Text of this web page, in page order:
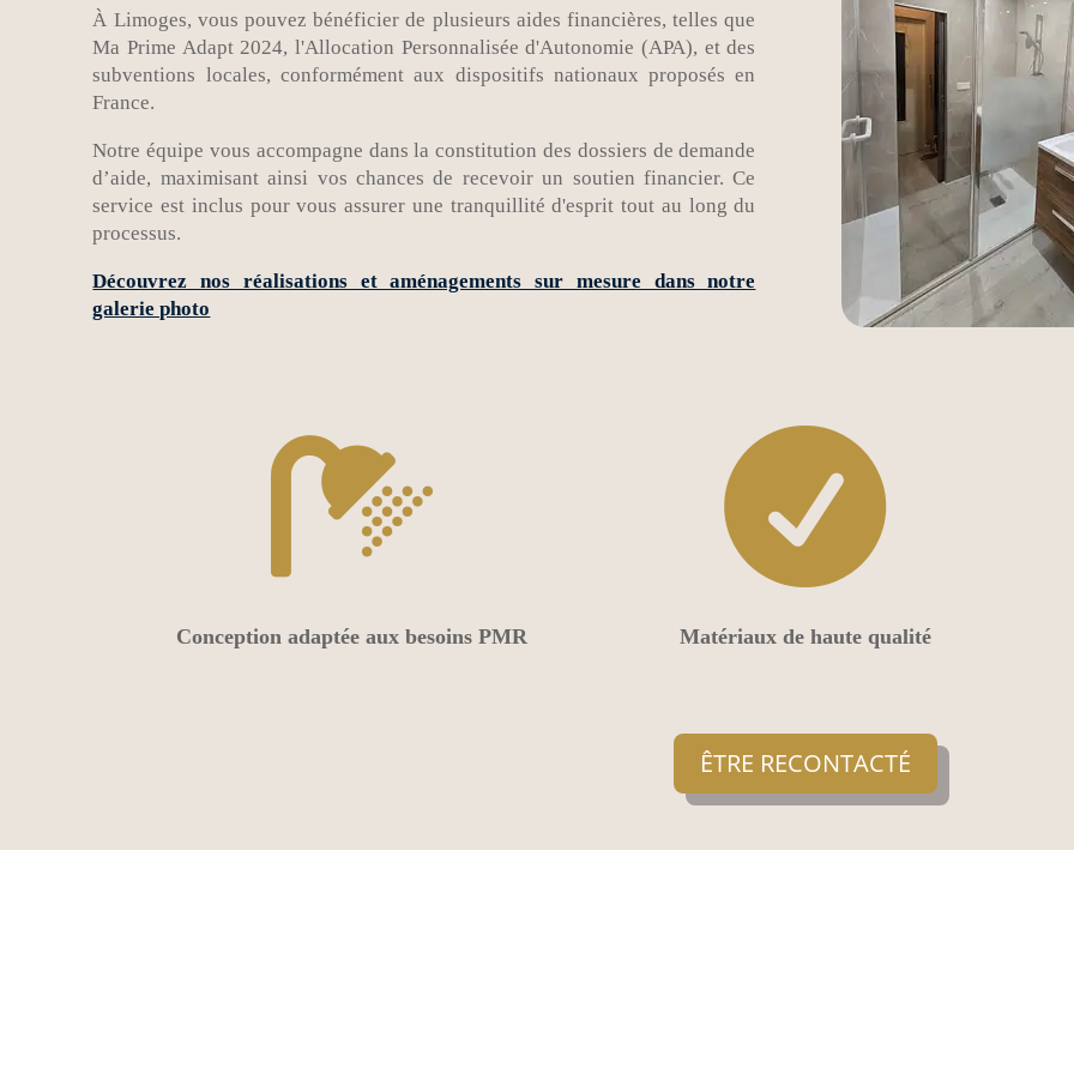
À Limoges, vous pouvez bénéficier de plusieurs aides financières, telles que
Ma Prime Adapt 2024, l'Allocation Personnalisée d'Autonomie (APA), et des
subventions locales, conformément aux dispositifs nationaux proposés en
France.
Notre équipe vous accompagne dans la constitution des dossiers de demande
d’aide, maximisant ainsi vos chances de recevoir un soutien financier. Ce
service est inclus pour vous assurer une tranquillité d'esprit tout au long du
processus.
Découvrez nos réalisations et aménagements sur mesure dans notre
galerie photo

Conception adaptée aux besoins PMR

Matériaux de haute qualité
ÊTRE RECONTACTÉ